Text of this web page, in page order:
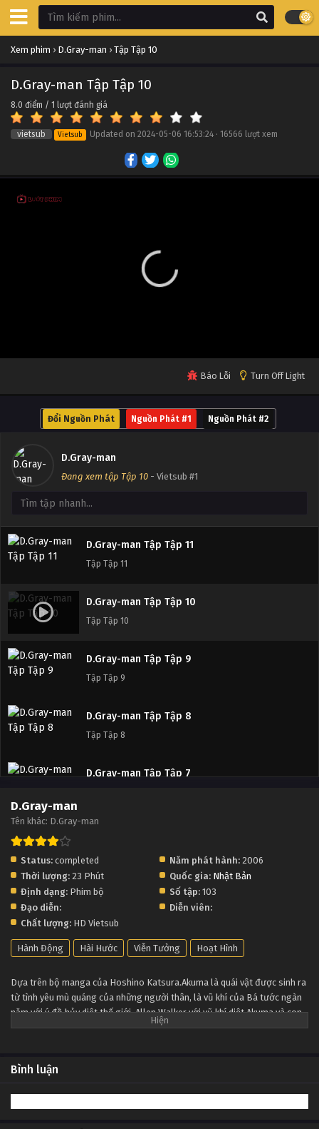
Xem phim › D.Gray-man › Tập Tập 10
D.Gray-man Tập Tập 10
8.0 điểm / 1 lượt đánh giá
vietsub Vietsub Updated on 2024-05-06 16:53:24 · 16566 lượt xem
Báo Lỗi Turn Off Light
Đổi Nguồn Phát Nguồn Phát #1 Nguồn Phát #2
D.Gray-man
Đang xem tập Tập 10 - Vietsub #1
D.Gray-man Tập Tập 20
Tập Tập 20
D.Gray-man Tập Tập 19
Tập Tập 19
Tập Tập 18
D.Gray-man Tập Tập 16
D.Gray-man Tập Tập 14
D.Gray-man Tập Tập 13
Tập Tập 12
D.Gray-man Tập Tập 11
Tập Tập 11
D.Gray-man Tập Tập 10
Tập Tập 10
D.Gray-man Tập Tập 9
Tập Tập 9
D.Gray-man Tập Tập 8
Tập Tập 8
D.Gray-man Tập Tập 7
D.Gray-man Tập Tập 5
D.Gray-man Tập Tập 4
D.Gray-man Tập Tập 3
D.Gray-man
Tên khác: D.Gray-man
Status: completed Năm phát hành: 2006
Thời lượng: 23 Phút Quốc gia: Nhật Bản
Định dạng: Phim bộ Số tập: 103
Đạo diễn:
Diễn viên:
Chất lượng: HD Vietsub
Hành Động Hài Hước Viễn Tưởng Hoạt Hình
Dựa trên bộ manga của Hoshino Katsura.Akuma là quái vật được sinh ra
từ tình yêu mù quáng của những người thân, là vũ khí của Bá tước ngàn
năm với ý đồ hủy diệt thế giới. Allen Walker với vũ khí diệt Akuma và con
mắt có thể nhìn thấy linh hồn Akuma đã tham gia một tổ chức có tên là
Bình luận